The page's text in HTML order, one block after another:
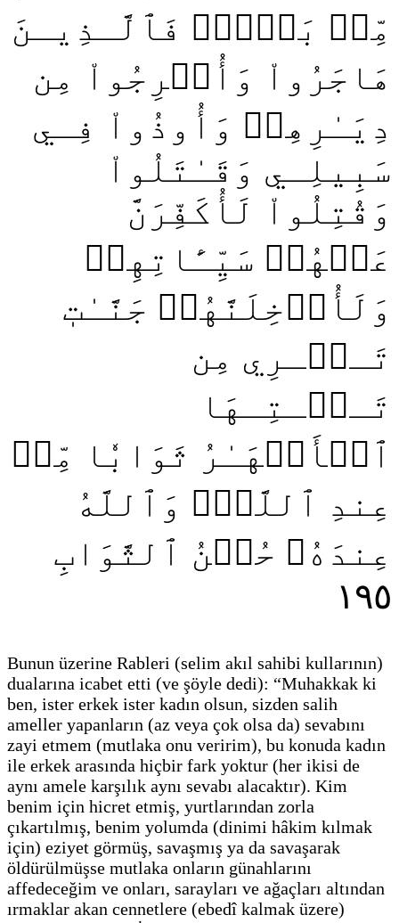
مِّنۢ بَعۡضٖۖ فَٱلَّـذِيـنَ
هَاجَرُواْ وَأُخۡرِجُواْ مِن
دِيَـٰرِهِمۡ وَأُوذُواْ فِـي
سَبِيلِـي وَقَـٰتَلُواْ
وَقُتِلُواْ لَأُكَفِّرَنَّ
عَنۡهُمۡ سَيِّـَٔاتِهِمۡ
وَلَأُدۡخِلَنَّهُمۡ جَنَّـٰتٖ
تَـجۡـرِي مِن
تَـحۡـتِـهَا
ٱلۡأَنۡهَـٰرُ ثَوَابٗا مِّنۡ
عِندِ ٱللَّهِۚ وَٱللَّهُ
عِندَهُۥ حُسۡنُ ٱلثَّوَابِ
١٩٥
Bunun üzerine Rableri (selim akıl sahibi kullarının)
dualarına icabet etti (ve şöyle dedi): “Muhakkak ki
ben, ister erkek ister kadın olsun, sizden salih
ameller yapanların (az veya çok olsa da) sevabını
zayi etmem (mutlaka onu veririm), bu konuda kadın
ile erkek arasında hiçbir fark yoktur (her ikisi de
aynı amele karşılık aynı sevabı alacaktır). Kim
benim için hicret etmiş, yurtlarından zorla
çıkartılmış, benim yolumda (dinimi hâkim kılmak
için) eziyet görmüş, savaşmış ya da savaşarak
öldürülmüşse mutlaka onların günahlarını
affedeceğim ve onları, sarayları ve ağaçları altından
ırmaklar akan cennetlere (ebedî kalmak üzere)